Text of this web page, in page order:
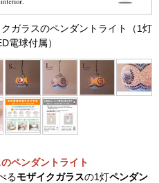
ガラスのペンダントライト（1灯
電球付属）
ペンダントライト
るモザイクガラスの1灯ペンダン